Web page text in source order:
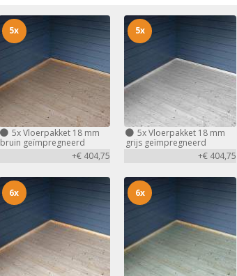
5xVloerpakket 18 mm
bruin geïmpregneerd
+€ 404,75
5x
5xVloerpakket 18 mm
grijs geïmpregneerd
+€ 404,75
5x
6x 6x